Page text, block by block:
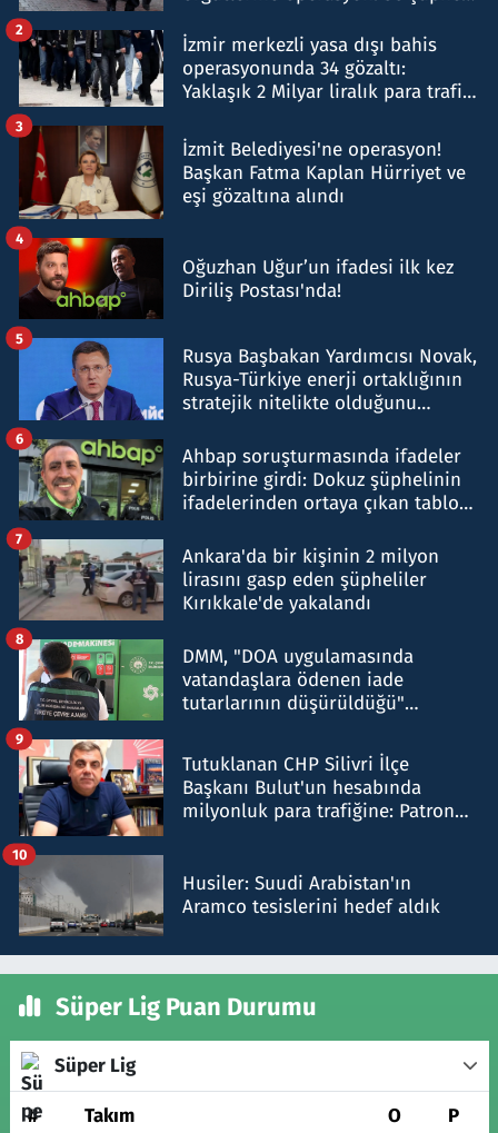
İzmir merkezli yasa dışı bahis
operasyonunda 34 gözaltı:
Yaklaşık 2 Milyar liralık para trafiği
2
İzmit Belediyesi'ne operasyon!
Başkan Fatma Kaplan Hürriyet ve
eşi gözaltına alındı
3
Oğuzhan Uğur’un ifadesi ilk kez
Diriliş Postası'nda!
4
Rusya Başbakan Yardımcısı Novak,
Rusya-Türkiye enerji ortaklığının
stratejik nitelikte olduğunu
5
Ahbap soruşturmasında ifadeler
birbirine girdi: Dokuz şüphelinin
ifadelerinden ortaya çıkan tablo
6
Ankara'da bir kişinin 2 milyon
lirasını gasp eden şüpheliler
Kırıkkale'de yakalandı
7
DMM, "DOA uygulamasında
vatandaşlara ödenen iade
tutarlarının düşürüldüğü"
8
Tutuklanan CHP Silivri İlçe
Başkanı Bulut'un hesabında
milyonluk para trafiğine: Patron
9
Husiler: Suudi Arabistan'ın
Aramco tesislerini hedef aldık
10
Süper Lig Puan Durumu
Süper Lig
# Takım O P